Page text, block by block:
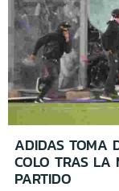
ADIDAS TOMA
COLO TRAS LA
PARTIDO